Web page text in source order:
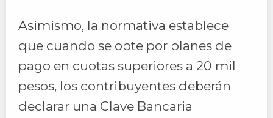
Asimismo, la normativa establece
que cuando se opte por planes de
pago en cuotas superiores a 20 mil
pesos, los contribuyentes deberán
declarar una Clave Bancaria